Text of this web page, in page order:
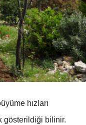
hızları
gösterildiği bilinir.